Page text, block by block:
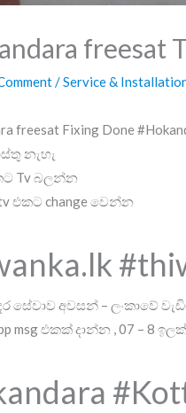
freesat
/Service &
freesat Fixing Done
නැහැ
Tv බලන්න
tv එකට change වෙන්න
අවසන් – ලංකාවේ
msg එකක් දාන්න , 07 – 8